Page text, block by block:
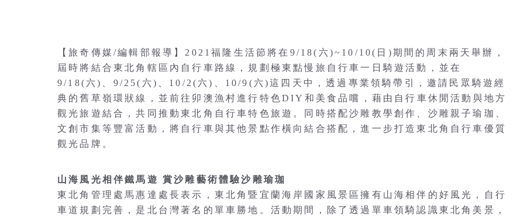
【旅奇傳媒/編輯部報導】2021福隆生活節將在9/18(六)~10/10(日)期間的周末兩天舉辦，
屆時將結合東北角轄區內自行車路線，規劃極東點慢旅自行車一日騎遊活動，並在
9/18(六)、9/25(六)、10/2(六)、10/9(六)這四天中，透過專業領騎帶引，邀請民眾騎遊經
典的舊草嶺環狀線，並前往卯澳漁村進行特色DIY和美食品嚐，藉由自行車休閒活動與地方
觀光旅遊結合，共同推動東北角自行車特色旅遊。同時搭配沙雕教學創作、沙雕親子瑜珈、
文創市集等豐富活動，將自行車與其他景點作橫向結合搭配，進一步打造東北角自行車優質
觀光品牌。
山海風光相伴鐵馬遊 賞沙雕藝術體驗沙雕瑜珈
東北角管理處馬惠達處長表示，東北角暨宜蘭海岸國家風景區擁有山海相伴的好風光，自行
車道規劃完善，是北台灣著名的單車勝地。活動期間，除了透過單車領騎認識東北角美景，